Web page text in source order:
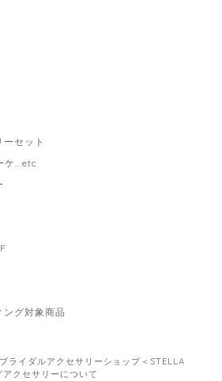
セット
ケ...etc
ング対象商品
ライダルアクセサリーショップ＜STELLA
クセサリーについて